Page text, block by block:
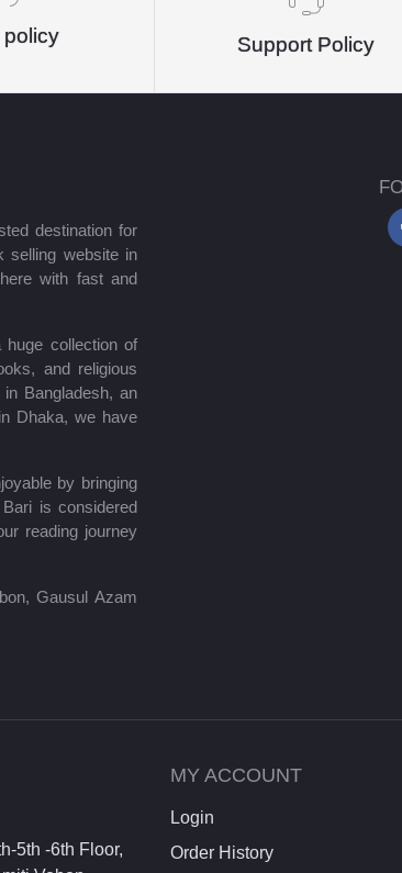
policy Support Policy
destination for
selling website in
with fast and
collection of
and religious
Bangladesh, an
Dhaka, we have
by bringing
is considered
reading journey
Gausul Azam
5th -6th Floor,
MY ACCOUNT
Login
Order History